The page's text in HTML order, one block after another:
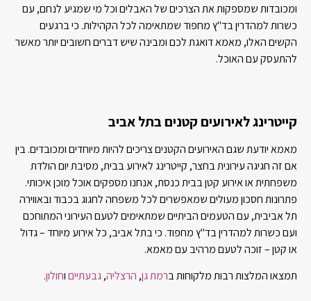
ומכובדות שמספקות את הצרכים של האבלים וכל מי שמגיע לנחם, עם
כשרות למהדרין בד"ץ מחפוד שמתאימה לכל הקהילות. כי ברגעים
הקשים האלו, מאמא דואגת לכם ומבינה שיש דברים חשובים יותר מאשר
להתעסק עם האוכל.
קייטרינג לאירועים קטנים בתל אביב
מאמא יודעת שגם האירועים הקטנים צריכים להיות מיוחדים ומכובדים. בין
אם זה חגיגה עירונית בחצר, קייטרינג לאירוע בבית, מסיבת יום הולדת
משפחתית או אירוע קטן בבית כנסת, אנחנו מספקים אוכל מוכן איכותי.
פתרונות חסכון מעולים שמאפשרים לכל משפחה לחגוג בכבוד ובאווירה
תל אביבית, עם הטעמים הביתיים שמתאימים לטעם העירוני המתוחכם
ועם כשרות למהדרין בד"ץ מחפוד. כי בתל אביב, כל אירוע מיוחד – גדול
או קטן – זוכה לטעם מרהיב עם מאמא.
תמצאו המלצות רבות מלקוחות ברמת גן, הרצליה,גבעתייםוחולון.